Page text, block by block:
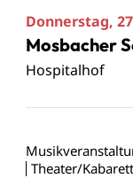
Donnerstag,
Mosbacher
Hospitalhof
Theater/